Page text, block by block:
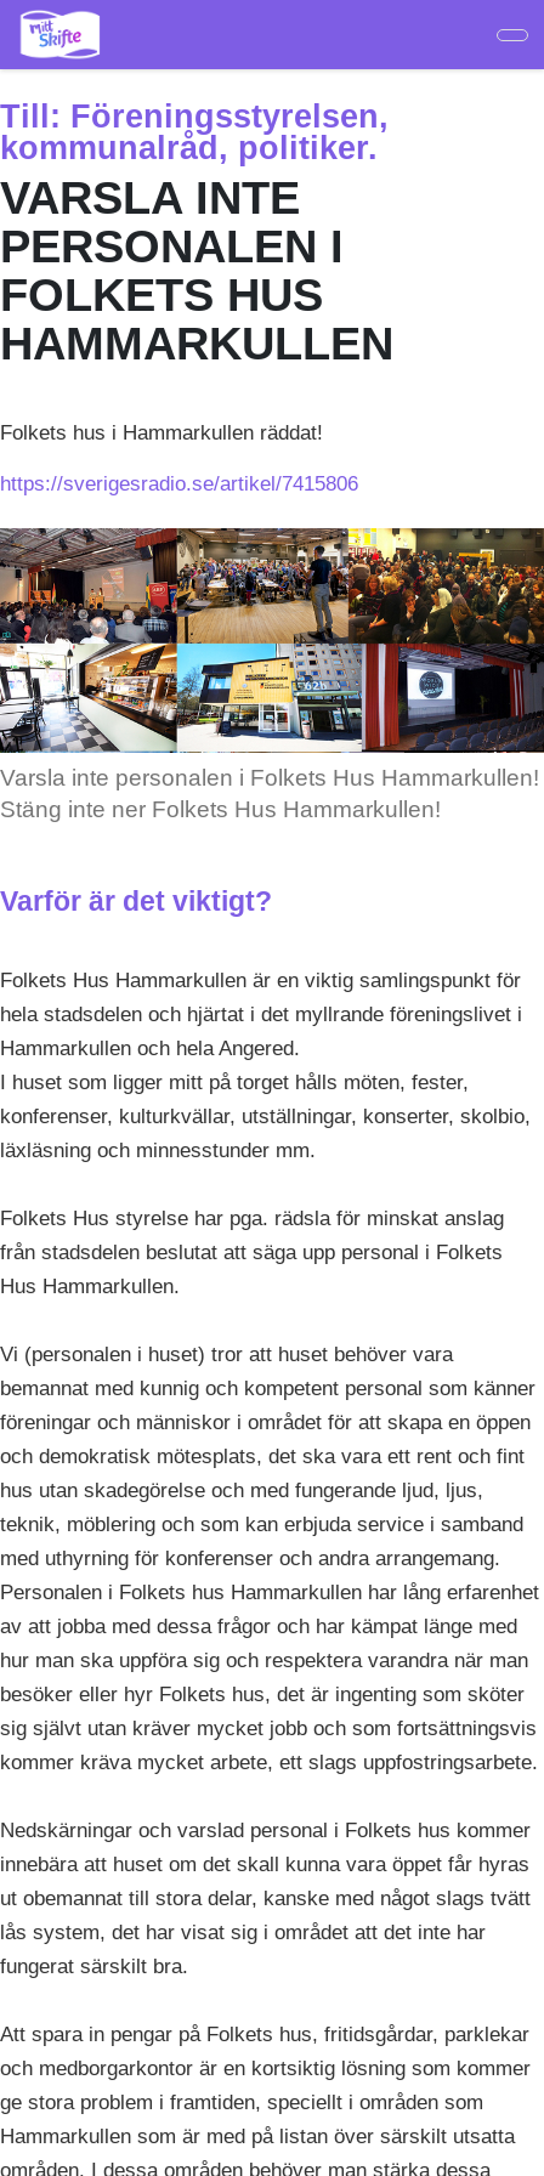
Hoppa
huvudinnehåll
Till: Föreningsstyrelsen,
kommunalråd, politiker.
VARSLA INTE
PERSONALEN I
FOLKETS HUS
HAMMARKULLEN
Folkets hus i Hammarkullen räddat!
https://sverigesradio.se/artikel/7415806
Varsla inte personalen i Folkets Hus Hammarkullen!
Stäng inte ner Folkets Hus Hammarkullen!
Varför är det viktigt?
Folkets Hus Hammarkullen är en viktig samlingspunkt för
hela stadsdelen och hjärtat i det myllrande föreningslivet i
Hammarkullen och hela Angered.
I huset som ligger mitt på torget hålls möten, fester,
konferenser, kulturkvällar, utställningar, konserter, skolbio,
läxläsning och minnesstunder mm.
Folkets Hus styrelse har pga. rädsla för minskat anslag
från stadsdelen beslutat att säga upp personal i Folkets
Hus Hammarkullen.
Vi (personalen i huset) tror att huset behöver vara
bemannat med kunnig och kompetent personal som känner
föreningar och människor i området för att skapa en öppen
och demokratisk mötesplats, det ska vara ett rent och fint
hus utan skadegörelse och med fungerande ljud, ljus,
teknik, möblering och som kan erbjuda service i samband
med uthyrning för konferenser och andra arrangemang.
Personalen i Folkets hus Hammarkullen har lång erfarenhet
av att jobba med dessa frågor och har kämpat länge med
hur man ska uppföra sig och respektera varandra när man
besöker eller hyr Folkets hus, det är ingenting som sköter
sig självt utan kräver mycket jobb och som fortsättningsvis
kommer kräva mycket arbete, ett slags uppfostringsarbete.
Nedskärningar och varslad personal i Folkets hus kommer
innebära att huset om det skall kunna vara öppet får hyras
ut obemannat till stora delar, kanske med något slags tvätt
lås system, det har visat sig i området att det inte har
fungerat särskilt bra.
Att spara in pengar på Folkets hus, fritidsgårdar, parklekar
och medborgarkontor är en kortsiktig lösning som kommer
ge stora problem i framtiden, speciellt i områden som
Hammarkullen som är med på listan över särskilt utsatta
områden. I dessa områden behöver man stärka dessa